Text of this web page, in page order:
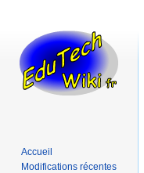
Accueil
Modifications récentes